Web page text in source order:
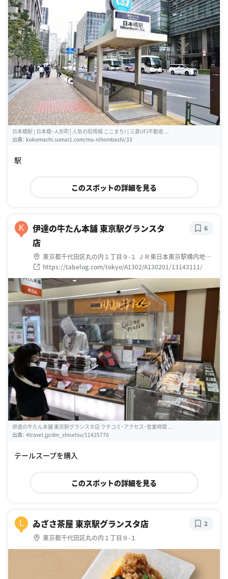
日本橋駅 | 日本橋・人形町│人気の街情報 ここまち！│三菱UFJ不動産 ...
出典： kokomachi.sumai1.com/mu-nihombashi/33
駅
このスポットの詳細を見る
K
伊達の牛たん本舗 東京駅グランスタ
店
東京都千代田区丸の内１丁目９-１ ＪＲ東日本東京駅構内地階
グランスタ内
https://tabelog.com/tokyo/A1302/A130201/13143111/
6
伊達の牛たん本舗 東京駅グランスタ店 クチコミ・アクセス・営業時間 ...
出典： 4travel.jp/dm_shisetsu/11425776
テールスープを購入
このスポットの詳細を見る
L ゐざさ茶屋 東京駅グランスタ店
東京都千代田区丸の内１丁目９-１
2